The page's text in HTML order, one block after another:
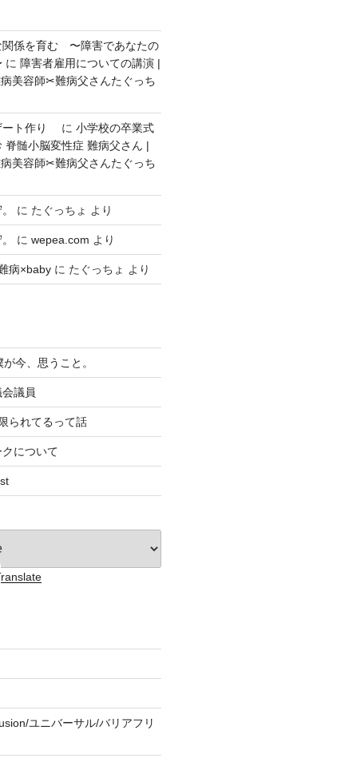
関係を育む 〜障害であなたの
に 障害者雇用についての講演 |
美容師✂︎難病父さんたぐっち
ート作り に 小学校の卒業式
脊髄小脳変性症 難病父さん |
美容師✂︎難病父さんたぐっち
に たぐっちょ より
に wepea.com より
病×babyに たぐっちょ より
今、思うこと。
議員
られてるって話
について
ユニバーサル/バリアフリ